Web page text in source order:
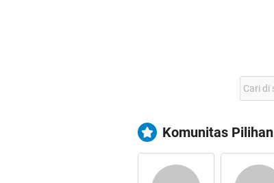
Komunitas Pilihan